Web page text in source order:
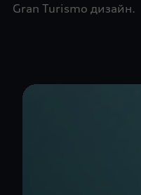
Gran Turismo дизайн.